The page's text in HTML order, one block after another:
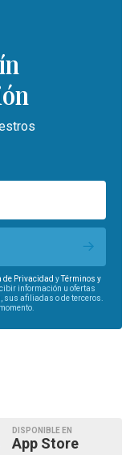
de Privacidad yTérminos y
información u ofertas
sus afiliadas o de terceros.
DISPONIBLE EN
App Store